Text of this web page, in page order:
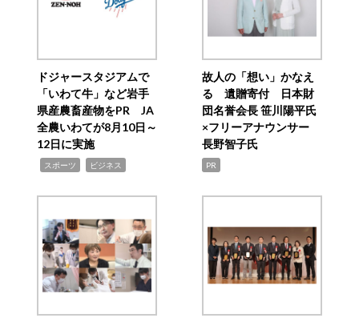
ドジャースタジアムで
「いわて牛」など岩手
県産農畜産物をPR JA
全農いわてが8月10日～
12日に実施
スポーツ ビジネス
故人の「想い」かなえ
る 遺贈寄付 日本財
団名誉会長 笹川陽平氏
×フリーアナウンサー
長野智子氏
PR